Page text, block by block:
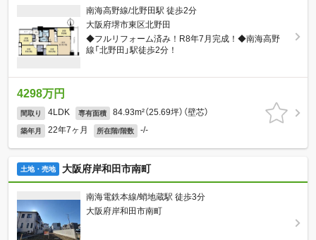
南海高野線/北野田駅 徒歩2分
大阪府堺市東区北野田
◆フルリフォーム済み！R8年7月完成！◆南海高野
線「北野田」駅徒歩2分！
4298万円
間取り 4LDK 専有面積 84.93m²（25.69坪）（壁芯）
築年月 22年7ヶ月 所在階/階数 -/-
土地・売地 大阪府岸和田市南町
南海電鉄本線/蛸地蔵駅 徒歩3分
大阪府岸和田市南町